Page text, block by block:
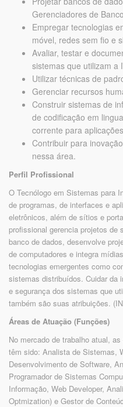
Gerenciadores de
Empregar tecnologias
móvel, redes sem fio e
Avaliar, testar e
sistemas que utilizam a
Utilizar técnicas de
Gerenciar recursos
Construir sistemas de
de codificação em
corrente para
Contribuir para
nessa área.
Perfil Profissional
O Tecnólogo em Sistemas para
de programas, de interfaces e
eletrônicos, além de sítios e
profissional gerencia projetos
banco de dados, desenvolve
de computadores e integra
tecnologias emergentes como
sistemas distribuídos. Cuidar da
e segurança dos sistemas que
também são suas atribuições.
Áreas de Atuação (Funções)
No mercado de trabalho atual,
têm sido: Analista de Sistemas,
Desenvolvimento de Software,
Programador de Sistemas
Informação, Web Developer,
Optmization) e Gestor de